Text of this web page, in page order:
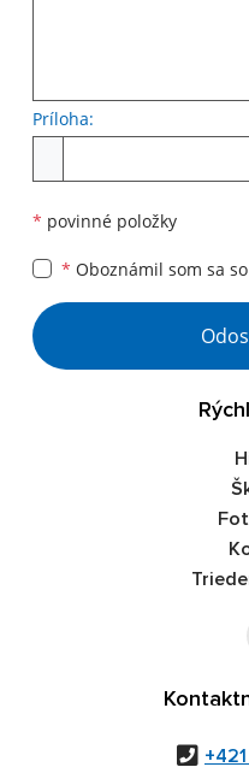
Príloha:
* povinné položky
* Oboznámil som sa so
Google reCaptcha